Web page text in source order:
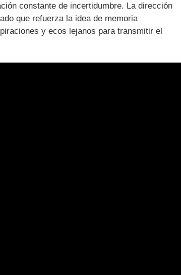
constante de incertidumbre. La dirección
que refuerza la idea de memoria
y ecos lejanos para transmitir el